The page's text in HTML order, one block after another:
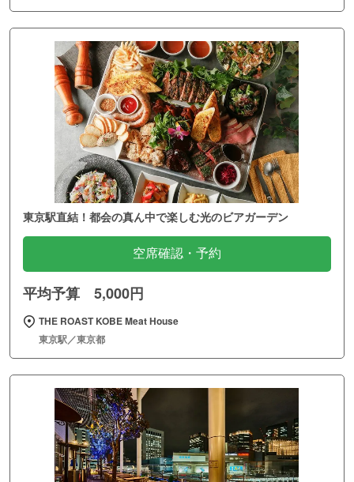
東京駅直結！都会の真ん中で楽しむ光のビアガーデン
空席確認・予約
平均予算 5,000円
THE ROAST KOBE Meat House
東京駅／東京都